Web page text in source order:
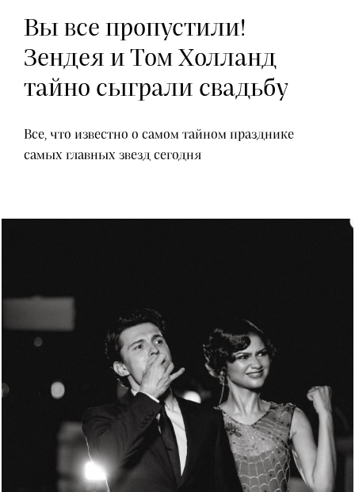
Вы все пропустили!
Зендея и Том Холланд
тайно сыграли свадьбу
Все, что известно о самом тайном празднике
самых главных звезд сегодня